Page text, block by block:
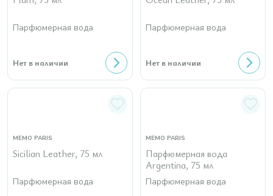
Парфюмерная вода
Нет в наличии
Парфюмерная вода
Нет в наличии
MEMO PARIS
Sicilian Leather, 75 мл
Парфюмерная вода
MEMO PARIS
Парфюмерная вода
Argentina, 75 мл
Парфюмерная вода